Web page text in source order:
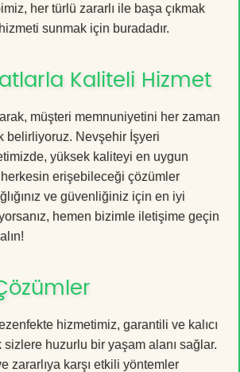
her türlü zararlı ile başa çıkmak
sunmak için buradadır.
Kaliteli Hizmet
müşteri memnuniyetini her zaman
belirliyoruz. Nevşehir İşyeri
yüksek kaliteyi en uygun
erişebileceği çözümler
ve güvenliğiniz için en iyi
hemen bizimle iletişime geçin
hizmetimiz, garantili ve kalıcı
huzurlu bir yaşam alanı sağlar.
zararlıya karşı etkili yöntemler